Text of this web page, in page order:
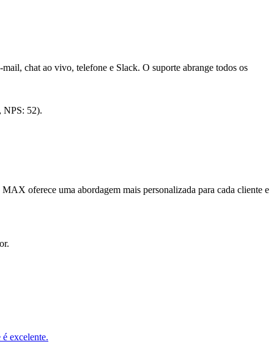
chat ao vivo, telefone e Slack. O suporte abrange todos os
NPS: 52).
oferece uma abordagem mais personalizada para cada cliente e
excelente.